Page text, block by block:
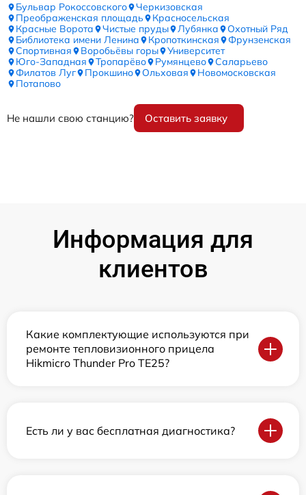
Бульвар Рокоссовского
Черкизовская
Преображенская площадь
Красносельская
Красные Ворота
Чистые пруды Лубянка
Охотный Ряд
Библиотека имени Ленина
Кропоткинская
Фрунзенская
Спортивная
Воробьёвы горы
Университет
Юго-Западная
Тропарёво Румянцево
Саларьево
Филатов Луг
Прокшино Ольховая
Новомосковская
Потапово
Не нашли свою станцию? Оставить заявку
Информация для
клиентов
Какие комплектующие используются при
ремонте тепловизионного прицела
Hikmicro Thunder Pro TE25?
Есть ли у вас бесплатная диагностика?